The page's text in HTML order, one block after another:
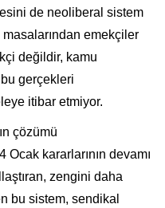
de neoliberal sistem
emekçiler
değildir, kamu
gerçekleri
itibar etmiyor.
çözümü
kararlarının devamı
zengini daha
bu sistem, sendikal